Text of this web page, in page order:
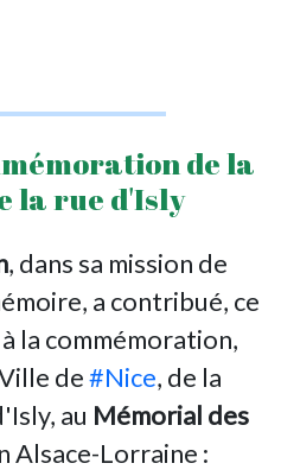
de la
la rue d'Isly
, dans sa mission de
a contribué, ce
à la commémoration,
de#Nice, de la
au Mémorial des
Alsace-Lorraine :